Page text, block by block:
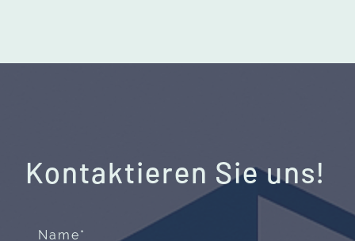
Kontaktieren Sie uns!
Name*